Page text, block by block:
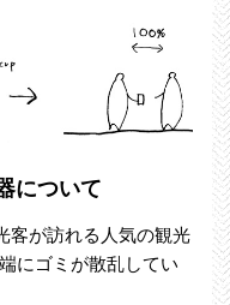
について
客が訪れる人気の観光
にゴミが散乱してい